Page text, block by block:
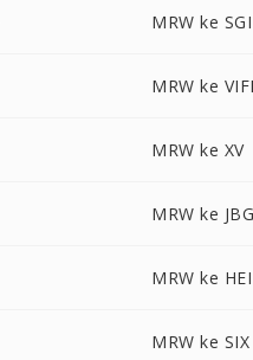
MRW ke SGI
MRW ke
MRW ke XV
MRW ke
MRW ke
MRW ke SIX